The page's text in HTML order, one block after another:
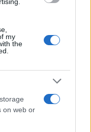
my
the
on web or
λέει το έγγραφο
Γερμανίας,
είναι
Ωστόσο, η
μπορεί να γίνει
τρόπους.
των ελληνικών
κάτι